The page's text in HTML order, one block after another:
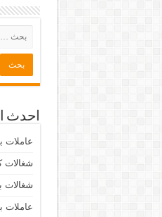
احدث
عاملات
شغالات
شغالات
عاملات